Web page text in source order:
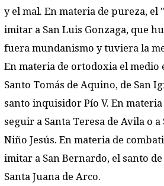
y el mal. En materia de pureza, el
imitar a San Luis Gonzaga, que
fuera mundanismo y tuviera la
En materia de ortodoxia el medio
Santo Tomás de Aquino, de San
santo inquisidor Pío V. En materia
seguir a Santa Teresa de Avila o
Niño Jesús. En materia de
imitar a San Bernardo, el santo de
Santa Juana de Arco.